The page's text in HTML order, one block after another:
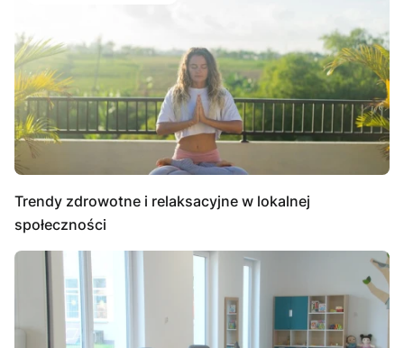
Trendy zdrowotne i relaksacyjne w lokalnej
społeczności